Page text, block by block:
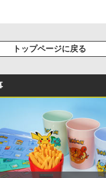
トップページに戻る